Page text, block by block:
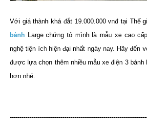
Với giá thành khá đắt 19.000.000 vnđ tại Thế
bánh Large chứng tỏ mình là mẫu xe cao
nghệ tiện ích hiện đại nhất ngày nay. Hãy đến
được lựa chọn thêm nhiều mẫu xe điện 3
hơn nhé.